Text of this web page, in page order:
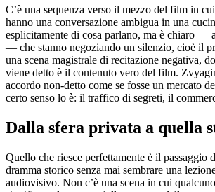
C’è una sequenza verso il mezzo del film in
hanno una conversazione ambigua in una
esplicitamente di cosa parlano, ma è chiaro —
— che stanno negoziando un silenzio, cioè il
una scena magistrale di recitazione negativa,
viene detto è il contenuto vero del film.
accordo non-detto come se fosse un mercato
certo senso lo è: il traffico di segreti, il
Dalla sfera privata a quella
Quello che riesce perfettamente è il passaggio
dramma storico senza mai sembrare una
audiovisivo. Non c’è una scena in cui